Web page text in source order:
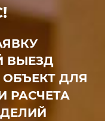
ВЫЕЗД
ДЛЯ
РАСЧЕТА